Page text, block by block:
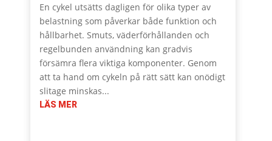
En cykel utsätts dagligen för olika typer av
belastning som påverkar både funktion och
hållbarhet. Smuts, väderförhållanden och
regelbunden användning kan gradvis
försämra flera viktiga komponenter. Genom
att ta hand om cykeln på rätt sätt kan onödigt
slitage minskas...
LÄS MER